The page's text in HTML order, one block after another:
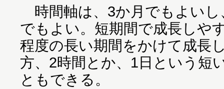
時間軸は、3か月でもよいし
でもよい。短期間で成長しや
程度の長い期間をかけて成長
方、2時間とか、1日という短
ともできる。